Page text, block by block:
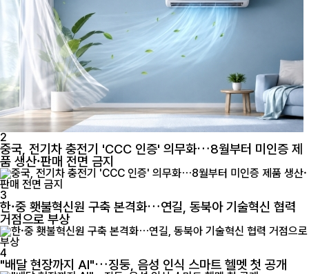
2
중국, 전기차 충전기 'CCC 인증' 의무화…8월부터 미인증 제
품 생산·판매 전면 금지
3
한·중 횃불혁신원 구축 본격화…연길, 동북아 기술혁신 협력
거점으로 부상
4
"배달 현장까지 AI"…징둥, 음성 인식 스마트 헬멧 첫 공개